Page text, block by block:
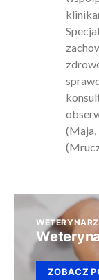
(Maja,
WETERYNARZ
ZOBACZ